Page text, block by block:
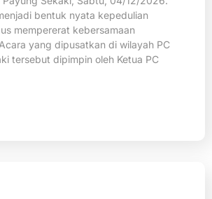
bentuk nyata kepedulian
mempererat kebersamaan
yang dipusatkan di wilayah PC
tersebut dipimpin oleh Ketua PC